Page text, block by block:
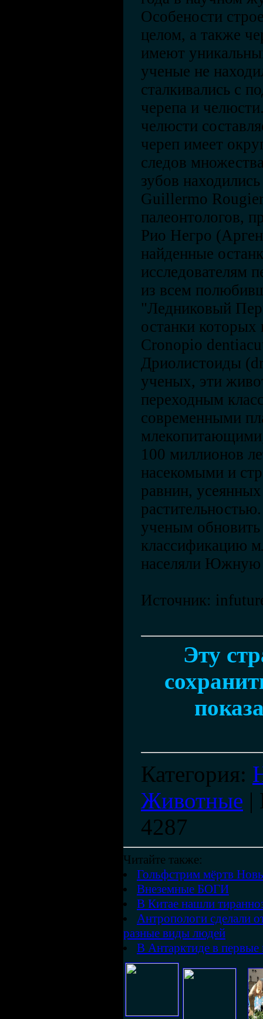
Особености
целом, а также
имеют
ученые не
сталкивались с
черепа и
челюсти
череп имеет
следов
зубов
Guillermo
палеонтологов,
Рио Негро
найденные
исследователям
из всем
"Ледниковый
останки
Cronopio
Дриолистоиды
ученых, эти
переходным
современными
100 миллионов
насекомыми и
равнин,
ученым
классификацию
населяли
Источник:
Эту
Категория:
Животные |
4287
Читайте также:
Гольфстрим мёртв
Внеземные БОГИ
В Китае нашли
Антропологи сделали
разные виды людей
В Антарктиде в первые